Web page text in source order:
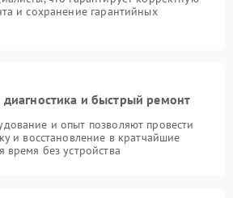
и сохранение гарантийных
диагностика и быстрый ремонт
и опыт позволяют провести
и восстановление в кратчайшие
без устройства